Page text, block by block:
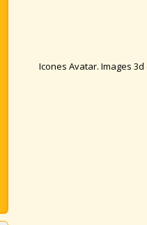
Icones Avatar. Images